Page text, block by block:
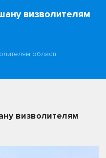
визволителям
області
визволителям